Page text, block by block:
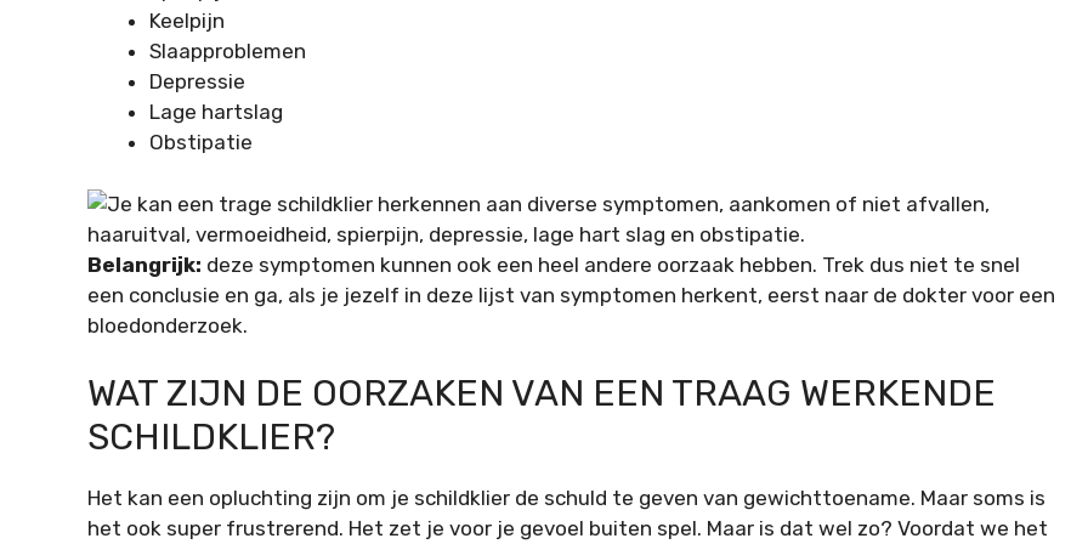
Keelpijn
Slaapproblemen
Depressie
Lage hartslag
Obstipatie
Belangrijk: deze symptomen kunnen ook een heel andere oorzaak hebben. Trek dus niet te snel
een conclusie en ga, als je jezelf in deze lijst van symptomen herkent, eerst naar de dokter voor een
bloedonderzoek.
WAT ZIJN DE OORZAKEN VAN EEN TRAAG WERKENDE
SCHILDKLIER?
Het kan een opluchting zijn om je schildklier de schuld te geven van gewichttoename. Maar soms is
het ook super frustrerend. Het zet je voor je gevoel buiten spel. Maar is dat wel zo? Voordat we het